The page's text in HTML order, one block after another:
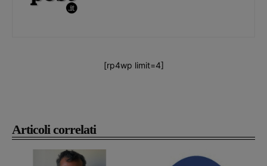
Articoli correlati
[rp4wp limit=4]